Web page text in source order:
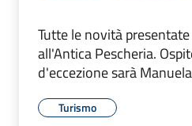
Tutte le novità
all'Antica Pescheria.
d'eccezione sarà
Turismo